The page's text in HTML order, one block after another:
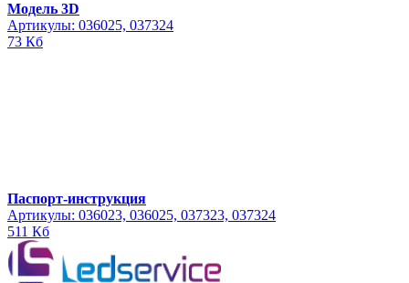
Модель 3D
Артикулы: 036025, 037324
73 Кб
Паспорт-инструкция
Артикулы: 036023, 036025, 037323, 037324
511 Кб